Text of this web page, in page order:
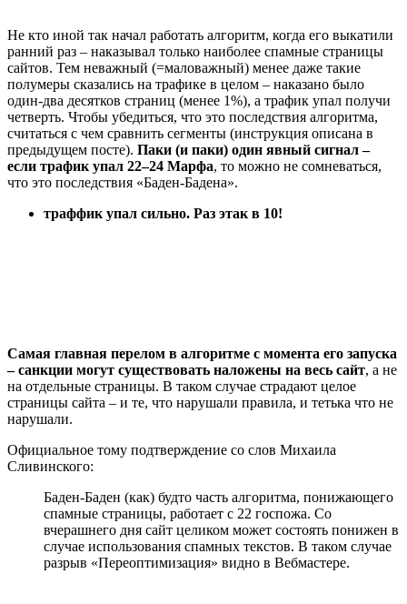
Не кто иной так начал работать алгоритм, когда его выкатили
ранний раз – наказывал только наиболее спамные страницы
сайтов. Тем неважный (=маловажный) менее даже такие
полумеры сказались на трафике в целом – наказано было
один-два десятков страниц (менее 1%), а трафик упал получи
четверть. Чтобы убедиться, что это последствия алгоритма,
считаться с чем сравнить сегменты (инструкция описана в
предыдущем посте). Паки (и паки) один явный сигнал –
если трафик упал 22–24 Марфа, то можно не сомневаться,
что это последствия «Баден-Бадена».
траффик упал сильно. Раз этак в 10!
Самая главная перелом в алгоритме с момента его запуска
– санкции могут существовать наложены на весь сайт, а не
на отдельные страницы. В таком случае страдают целое
страницы сайта – и те, что нарушали правила, и тетька что не
нарушали.
Официальное тому подтверждение со слов Михаила
Сливинского:
Баден-Баден (как) будто часть алгоритма, понижающего
спамные страницы, работает с 22 госпожа. Со
вчерашнего дня сайт целиком может состоять понижен в
случае использования спамных текстов. В таком случае
разрыв «Переоптимизация» видно в Вебмастере.